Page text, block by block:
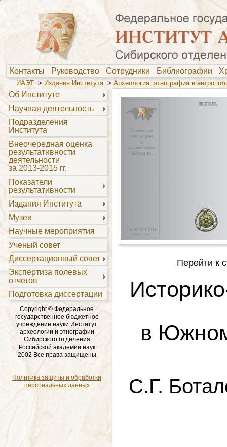
Контакты Руководство Сотрудники Библиографии
ИАЭТ > Издания Института> Археология, этнография и
Об Институте
Научная деятельность
Подразделения
Института
Внеочередная оценка
результативности
деятельности
за 2013-2015 гг.
Показатели
результативности
Издания Института
Музеи
Научные мероприятия
Ученый совет
Диссертационный совет
Экспертиза полевых
отчетов
Подготовка диссертации
Copyright © Федеральное
государственное бюджетное
учреждение науки Институт
археологии и этнографии
Сибирского отделения
Российской академии наук
2002 Все права защищены
Политика защиты и обработки
персональных данных
Перейти к
в
С.Г.